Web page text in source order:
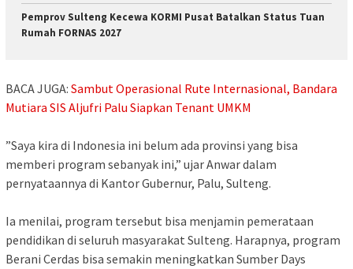
Pemprov Sulteng Kecewa KORMI Pusat Batalkan Status Tuan
Rumah FORNAS 2027
BACA JUGA: Sambut Operasional Rute Internasional, Bandara
Mutiara SIS Aljufri Palu Siapkan Tenant UMKM
‎”Saya kira di Indonesia ini belum ada provinsi yang bisa
memberi program sebanyak ini,” ujar Anwar dalam
pernyataannya di Kantor Gubernur, Palu, Sulteng.
‎Ia menilai, program tersebut bisa menjamin pemerataan
pendidikan di seluruh masyarakat Sulteng. Harapnya, program
Berani Cerdas bisa semakin meningkatkan Sumber Days